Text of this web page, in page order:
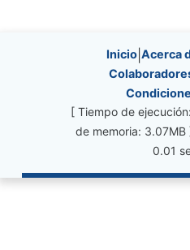
Site Inicio Acerca
[ Tiempo de
de memoria:
0.01